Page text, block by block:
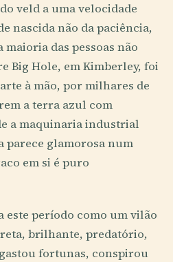
veld a uma velocidade
nascida não da paciência,
maioria das pessoas não
Big Hole, em Kimberley, foi
à mão, por milhares de
a terra azul com
a maquinaria industrial
parece glamorosa num
em si é puro
este período como um vilão
brilhante, predatório,
fortunas, conspirou